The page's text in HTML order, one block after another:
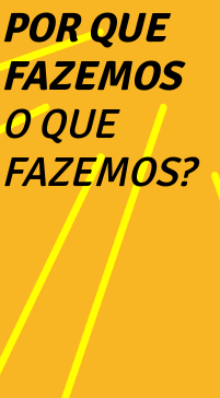
POR QUE
FAZEMOS
O QUE
FAZEMOS?